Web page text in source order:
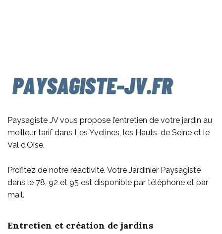
Paysagiste JV vous propose l’entretien de votre jardin au
meilleur tarif dans Les Yvelines, les Hauts-de Seine et le
Val d’Oise.
Profitez de notre réactivité. Votre Jardinier Paysagiste
dans le 78, 92 et 95 est disponible par téléphone et par
mail.
Entretien et création de jardins